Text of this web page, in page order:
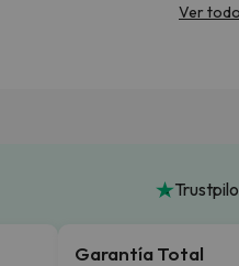
Ver
Garantía Total